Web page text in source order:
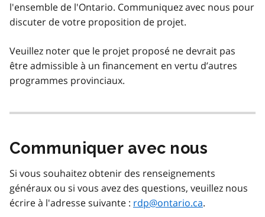
l'ensemble de l'Ontario. Communiquez avec nous pour
discuter de votre proposition de projet.
Veuillez noter que le projet proposé ne devrait pas
être admissible à un financement en vertu d’autres
programmes provinciaux.
Communiquer avec nous
Si vous souhaitez obtenir des renseignements
généraux ou si vous avez des questions, veuillez nous
écrire à l'adresse suivante : rdp@ontario.ca.